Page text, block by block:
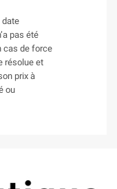
date
pas été
cas de force
résolue et
prix à
ou